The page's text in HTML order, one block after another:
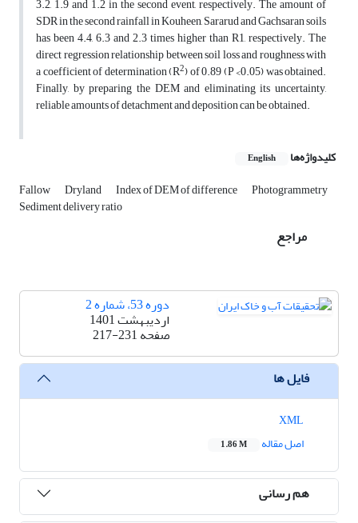
3.2, 1.9 and 1.2 in the second event, respectively. The amount of
SDR in the second rainfall in Kouheen, Sararud and Gachsaran soils
has been 4.4, 6.3 and 2.3 times higher than R1, respectively. The
direct regression relationship between soil loss and roughness with
a coefficient of determination (R2) of 0.89 (P <0.05) was obtained.
Finally, by preparing the DEM and eliminating its uncertainty,
reliable amounts of detachment and deposition can be obtained.
کلیدواژه‌ها English
Fallow Dryland Index of DEM of difference Photogrammetry
Sediment delivery ratio
مراجع
دوره 53، شماره 2
اردیبهشت 1401
صفحه217-231
فایل ها
اصل مقاله
1.86 M
هم رسانی